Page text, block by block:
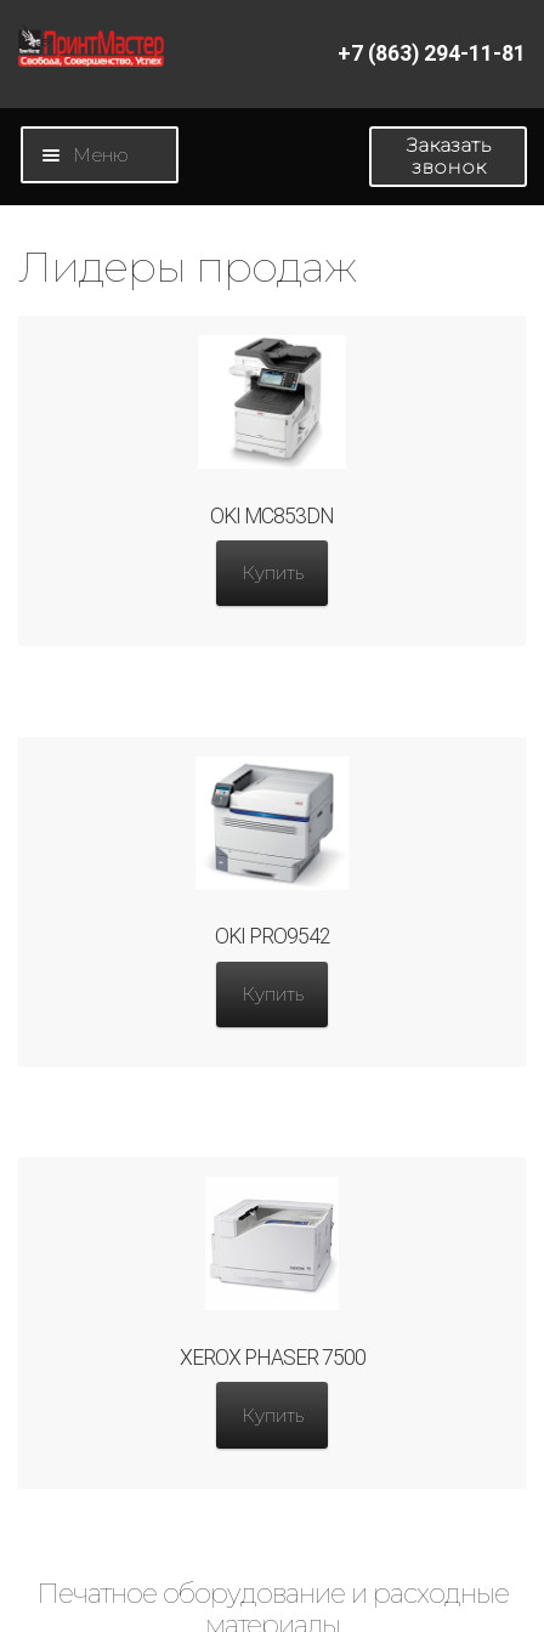
+7 (863) 294-11-81
Перейти
навигации
Перейти
содержимому
Меню
Магазин
Заказать
звонок
Лидеры продаж
OKI MC853DN
Купить
OKI PRO9542
Купить
XEROX PHASER 7500
Купить
Печатное оборудование и расходные